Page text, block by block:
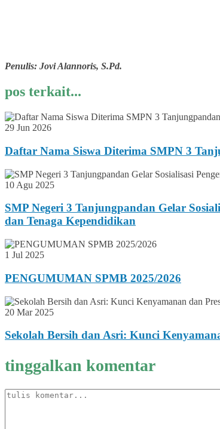
Penulis: Jovi Alannoris, S.Pd.
pos terkait...
29 Jun 2026
Daftar Nama Siswa Diterima SMPN 3
10 Agu 2025
SMP Negeri 3 Tanjungpandan Gelar
dan Tenaga Kependidikan
1 Jul 2025
PENGUMUMAN SPMB 2025/2026
20 Mar 2025
Sekolah Bersih dan Asri: Kunci
tinggalkan komentar